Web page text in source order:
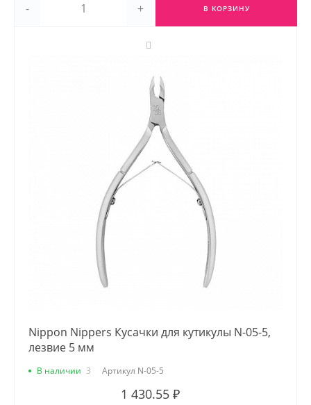
- + В КОРЗИНУ
Nippon Nippers Кусачки для кутикулы N-05-5,
лезвие 5 мм
В наличии 3 Артикул N-05-5
1 430.55 ₽